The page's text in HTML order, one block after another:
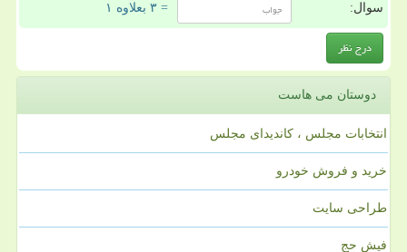
سوال: = ۳ بعلاوه ۱
دوستان می هاست
انتخابات مجلس ، کاندیدای مجلس
خرید و فروش خودرو
طراحی سایت
فیش حج